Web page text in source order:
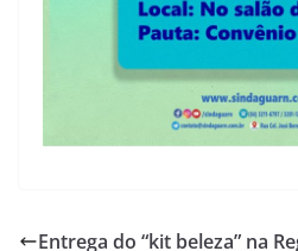
Entrega do “kit beleza” na